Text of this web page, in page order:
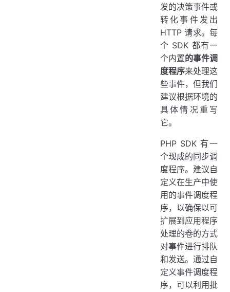
发的决策事件或
转化事件发出
HTTP 请求。每
个 SDK 都有一
个内置的事件调
度程序来处理这
些事件，但我们
建议根据环境的
具体情况重写
它。
PHP SDK 有一
个现成的同步调
度程序。建议自
定义在生产中使
用的事件调度程
序，以确保以可
扩展到应用程序
处理的卷的方式
对事件进行排队
和发送。通过自
定义事件调度程
序，可以利用批